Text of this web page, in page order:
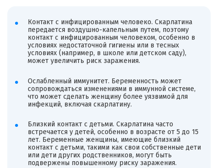
Контакт с инфицированным человеко. Скарлатина
передается воздушно-капельным путем, поэтому
контакт с инфицированным человеком, особенно в
условиях недостаточной гигиены или в тесных
условиях (например, в школе или детском саду),
может увеличить риск заражения.
Ослабленный иммунитет. Беременность может
сопровождаться изменениями в иммунной системе,
что может сделать женщину более уязвимой для
инфекций, включая скарлатину.
Близкий контакт с детьми. Скарлатина часто
встречается у детей, особенно в возрасте от 5 до 15
лет. Беременные женщины, имеющие близкий
контакт с детьми, такими как свои собственные дети
или дети других родственников, могут быть
подвержены повышенному риску заражения.